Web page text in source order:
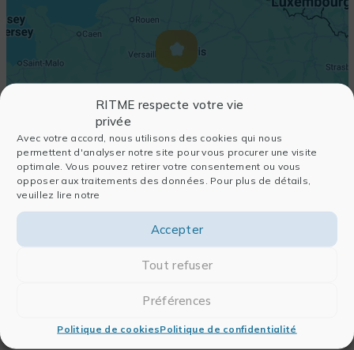
RITME respecte votre vie
privée
Avec votre accord, nous utilisons des cookies qui nous
permettent d'analyser notre site pour vous procurer une visite
optimale. Vous pouvez retirer votre consentement ou vous
opposer aux traitements des données. Pour plus de détails,
veuillez lire notre
Accepter
Tout refuser
Préférences
Politique de cookiesPolitique de confidentialité